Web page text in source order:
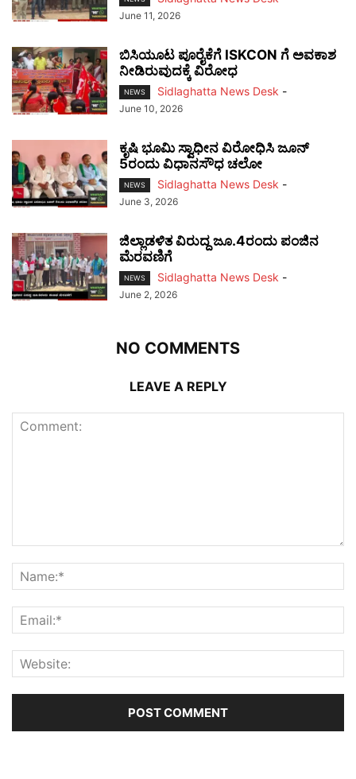
June 11, 2026
ಬಿಸಿಯೂಟ ಪೂರೈಕೆಗೆ ISKCON ಗೆ ಅವಕಾಶ
ನೀಡಿರುವುದಕ್ಕೆ ವಿರೋಧ
NEWS Sidlaghatta News Desk -
June 10, 2026
ಕೃಷಿ ಭೂಮಿ ಸ್ವಾಧೀನ ವಿರೋಧಿಸಿ ಜೂನ್
5ರಂದು ವಿಧಾನಸೌಧ ಚಲೋ
NEWS Sidlaghatta News Desk -
June 3, 2026
ಜಿಲ್ಲಾಡಳಿತ ವಿರುದ್ದ ಜೂ.4ರಂದು ಪಂಜಿನ
ಮೆರವಣಿಗೆ
NEWS Sidlaghatta News Desk -
June 2, 2026
NO COMMENTS
LEAVE A REPLY